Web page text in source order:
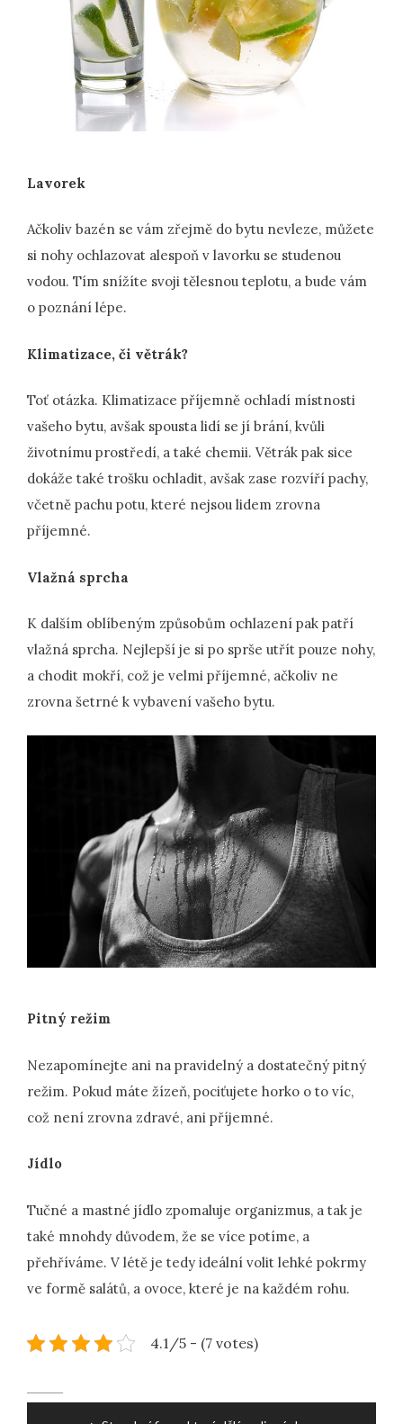
Lavorek
Ačkoliv bazén se vám zřejmě do bytu nevleze, můžete
si nohy ochlazovat alespoň v lavorku se studenou
vodou. Tím snížíte svoji tělesnou teplotu, a bude vám
o poznání lépe.
Klimatizace, či větrák?
Toť otázka. Klimatizace příjemně ochladí místnosti
vašeho bytu, avšak spousta lidí se jí brání, kvůli
životnímu prostředí, a také chemii. Větrák pak sice
dokáže také trošku ochladit, avšak zase rozvíří pachy,
včetně pachu potu, které nejsou lidem zrovna
příjemné.
Vlažná sprcha
K dalším oblíbeným způsobům ochlazení pak patří
vlažná sprcha. Nejlepší je si po sprše utřít pouze nohy,
a chodit mokří, což je velmi příjemné, ačkoliv ne
zrovna šetrné k vybavení vašeho bytu.
Pitný režim
Nezapomínejte ani na pravidelný a dostatečný pitný
režim. Pokud máte žízeň, pociťujete horko o to víc,
což není zrovna zdravé, ani příjemné.
Jídlo
Tučné a mastné jídlo zpomaluje organizmus, a tak je
také mnohdy důvodem, že se více potíme, a
přehříváme. V létě je tedy ideální volit lehké pokrmy
ve formě salátů, a ovoce, které je na každém rohu.
4.1/5 - (7 votes)